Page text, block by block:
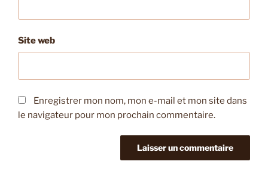
Site web
Enregistrer mon nom, mon e-mail et mon site dans
le navigateur pour mon prochain commentaire.